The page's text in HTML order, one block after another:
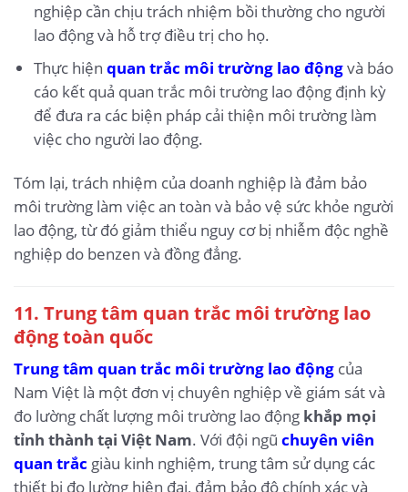
nghiệp cần chịu trách nhiệm bồi thường cho người
lao động và hỗ trợ điều trị cho họ.
Thực hiện quan trắc môi trường lao độngvà báo
cáo kết quả quan trắc môi trường lao động định kỳ
để đưa ra các biện pháp cải thiện môi trường làm
việc cho người lao động.
Tóm lại, trách nhiệm của doanh nghiệp là đảm bảo
môi trường làm việc an toàn và bảo vệ sức khỏe người
lao động, từ đó giảm thiểu nguy cơ bị nhiễm độc nghề
nghiệp do benzen và đồng đẳng.
11. Trung tâm quan trắc môi trường lao
động toàn quốc
Trung tâm quan trắc môi trường lao động của
Nam Việt là một đơn vị chuyên nghiệp về giám sát và
đo lường chất lượng môi trường lao động khắp mọi
tỉnh thành tại Việt Nam. Với đội ngũ chuyên viên
quan trắc giàu kinh nghiệm, trung tâm sử dụng các
thiết bị đo lường hiện đại, đảm bảo độ chính xác và